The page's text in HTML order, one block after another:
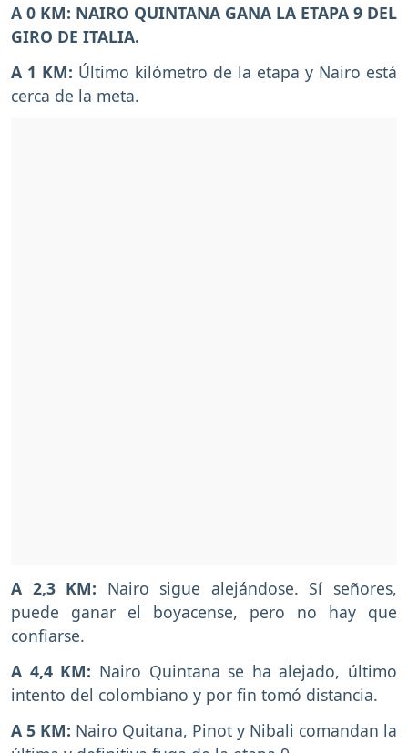
A 0 KM: NAIRO QUINTANA GANA LA ETAPA 9 DEL
GIRO DE ITALIA.
A 1 KM: Último kilómetro de la etapa y Nairo está
cerca de la meta.
A 2,3 KM: Nairo sigue alejándose. Sí señores,
puede ganar el boyacense, pero no hay que
confiarse.
A 4,4 KM: Nairo Quintana se ha alejado, último
intento del colombiano y por fin tomó distancia.
A 5 KM: Nairo Quitana, Pinot y Nibali comandan la